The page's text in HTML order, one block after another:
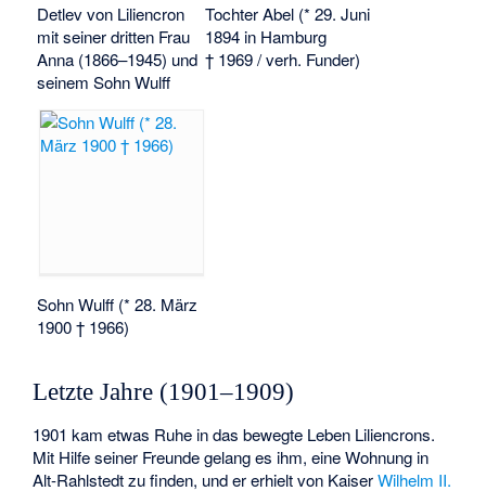
Detlev von Liliencron
mit seiner dritten Frau
Anna (1866–1945) und
seinem Sohn Wulff
Tochter Abel (* 29. Juni
1894 in Hamburg
† 1969 / verh. Funder)
Sohn Wulff (* 28. März
1900 † 1966)
Letzte Jahre (1901–1909)
1901 kam etwas Ruhe in das bewegte Leben Liliencrons.
Mit Hilfe seiner Freunde gelang es ihm, eine Wohnung in
Alt-Rahlstedt zu finden, und er erhielt von KaiserWilhelm II.